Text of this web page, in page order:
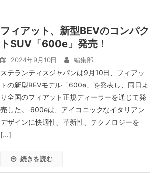
フィアット、新型BEVのコンパク
トSUV「600e」発売！
2024年9月10日 編集部
ステランティスジャパンは9月10日、フィアッ
トの新型BEVモデル「600e」を発表し、同日よ
り全国のフィアット正規ディーラーを通じて発
売した。 600eは、アイコニックなイタリアン
デザインに快適性、革新性、テクノロジーを
[…]
続きを読む